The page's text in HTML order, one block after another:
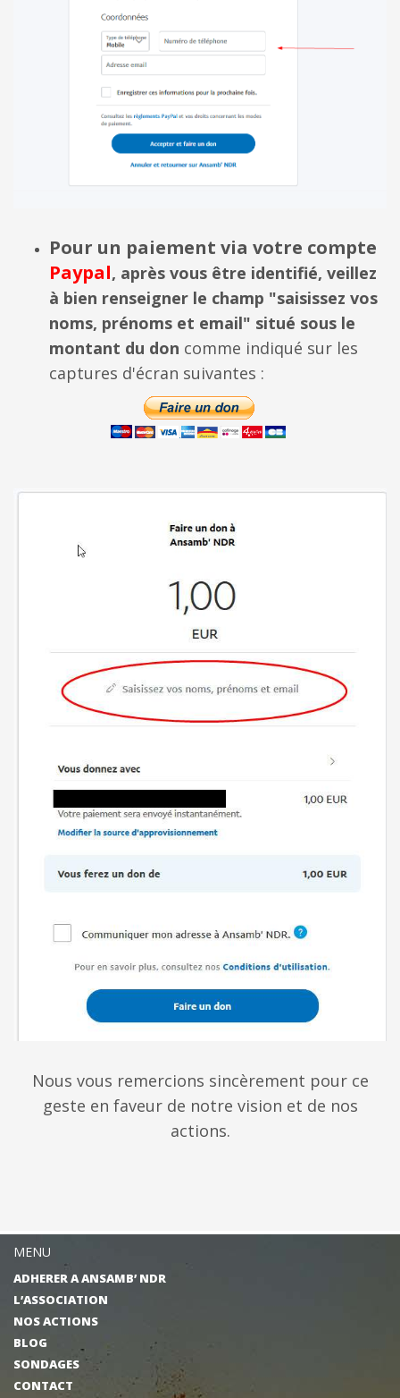
Pour un paiement via votre compte
Paypal, après vous être identifié, veillez
à bien renseigner le champ "saisissez vos
noms, prénoms et email" situé sous le
montant du don comme indiqué sur les
captures d'écran suivantes :
Nous vous remercions sincèrement pour ce
geste en faveur de notre vision et de nos
actions.
MENU
ADHERER A ANSAMB’ NDR
L’ASSOCIATION
NOS ACTIONS
BLOG
SONDAGES
CONTACT